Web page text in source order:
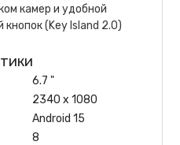
камер и удобной
(Key Island 2.0)
6.7 "
2340 x 1080
Android 15
8